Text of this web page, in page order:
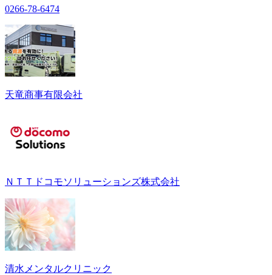
0266-78-6474
天竜商事有限会社
ＮＴＴドコモソリューションズ株式会社
清水メンタルクリニック